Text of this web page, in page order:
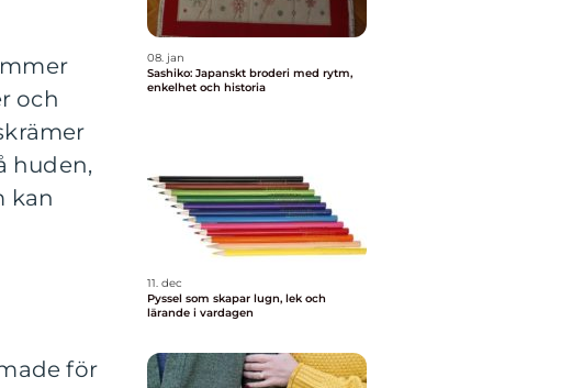
och
huden,
kan
för
08. jan
Sashiko: Japanskt broderi med rytm,
enkelhet och historia
11. dec
Pyssel som skapar lugn, lek och
lärande i vardagen